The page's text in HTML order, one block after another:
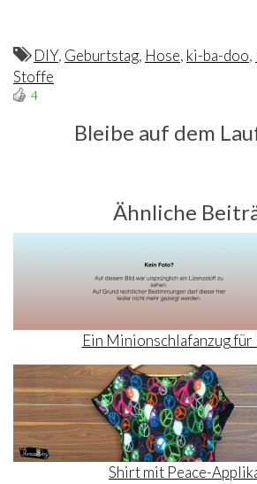
DIY, Geburtstag, Hose, ki-ba-doo,
Stoffe
4
Bleibe auf dem
Ähnliche
Ein Minionschlafanzug für
Shirt mit Peace-